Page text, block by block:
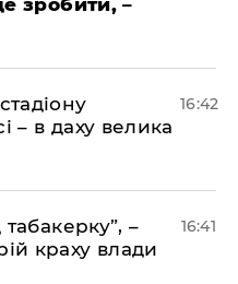
зробити, –
– в даху велика
16:42
табакерку”, –
краху влади
16:41